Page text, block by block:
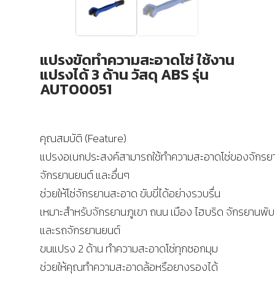
แปรงขัดทำความสะอาดโซ่ ใช้งาน
แปรงได้ 3 ด้าน วัสดุ ABS รุ่น
AUTO0051
คุณสมบัติ (Feature)
แปรงอเนกประสงค์สามารถใช้ทำความสะอาดโซ่ของจักร
จักรยานยนต์ และอื่นๆ
ช่วยให้โซ่จักรยานสะอาด ขับขี่ได้อย่างรวบรื่น
เหมาะสำหรับจักรยานภูเขา ถนน เมือง ไฮบริด จักรยานพั
และรถจักรยานยนต์
ขนแปรง 2 ด้าน ทำความสะอาดโซ่ทุกซอกมุม
ช่วยให้คุณทำความสะอาดล้อหรือยางรองได้